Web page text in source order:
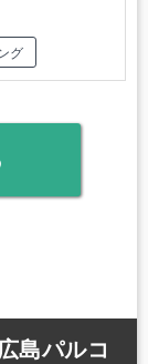
グ
島パルコ